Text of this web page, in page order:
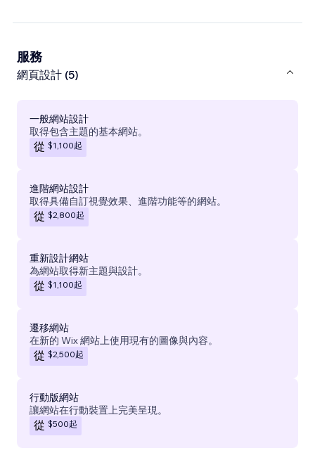
服務
網頁設計 (5)
一般網站設計
取得包含主題的基本網站。
從 $1,100起
進階網站設計
取得具備自訂視覺效果、進階功能等的網站。
從 $2,800起
重新設計網站
為網站取得新主題與設計。
從 $1,100起
遷移網站
在新的 Wix 網站上使用現有的圖像與內容。
從 $2,500起
行動版網站
讓網站在行動裝置上完美呈現。
從 $500起